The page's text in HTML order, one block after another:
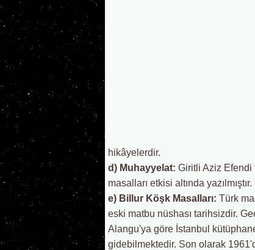
hikâyelerdir.
d) Muhayyelat: Giritli Aziz Efendi
masalları etkisi altında
e) Billur Köşk Masalları: Türk
eski matbu nüshası tarihsizdir.
Alangu'ya göre İstanbul
gidebilmektedir. Son olarak